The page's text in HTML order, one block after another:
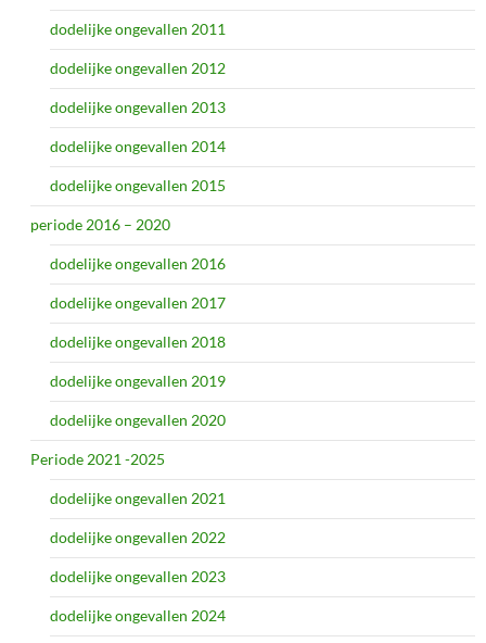
dodelijke ongevallen 2011
dodelijke ongevallen 2012
dodelijke ongevallen 2013
dodelijke ongevallen 2014
dodelijke ongevallen 2015
periode 2016 – 2020
dodelijke ongevallen 2016
dodelijke ongevallen 2017
dodelijke ongevallen 2018
dodelijke ongevallen 2019
dodelijke ongevallen 2020
Periode 2021 -2025
dodelijke ongevallen 2021
dodelijke ongevallen 2022
dodelijke ongevallen 2023
dodelijke ongevallen 2024